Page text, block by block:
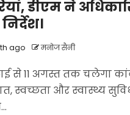
डीएम ने
ago मनोज सैनी
से 11 अगस्त तक चलेगा
स्वच्छता और स्वास्थ्य